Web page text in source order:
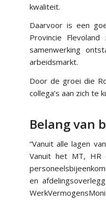
kwaliteit.
Daarvoor is een
Provincie
samenwerking
arbeidsmarkt.
Door de groei die
collega’s aan zich te
Belang van
“Vanuit alle lagen
Vanuit het MT, HR
en